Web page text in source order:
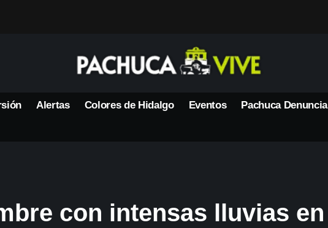
Alertas Colores de Hidalgo Eventos Pachuca Denuncia
con intensas lluvias en